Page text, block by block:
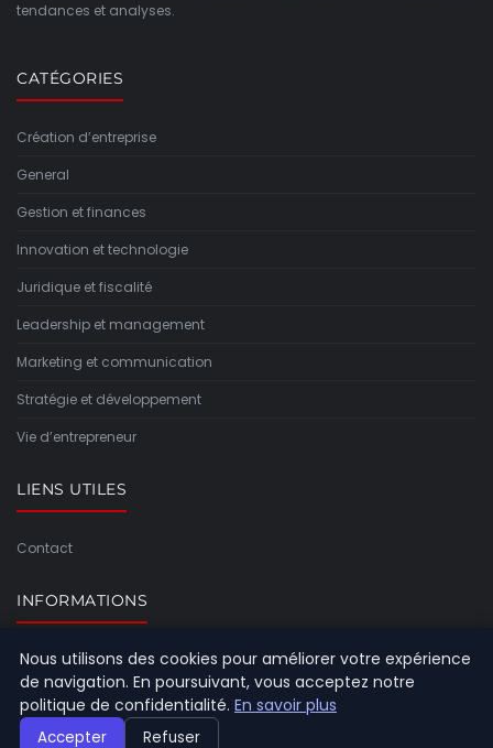
tendances et analyses.
CATÉGORIES
Création d’entreprise
General
Gestion et finances
Innovation et technologie
Juridique et fiscalité
Leadership et management
Marketing et communication
Stratégie et développement
Vie d’entrepreneur
LIENS UTILES
Contact
INFORMATIONS
Plan du site
Nous utilisons des cookies pour améliorer votre expérience
de navigation. En poursuivant, vous acceptez notre
politique de confidentialité. En savoir plus
Accepter Refuser